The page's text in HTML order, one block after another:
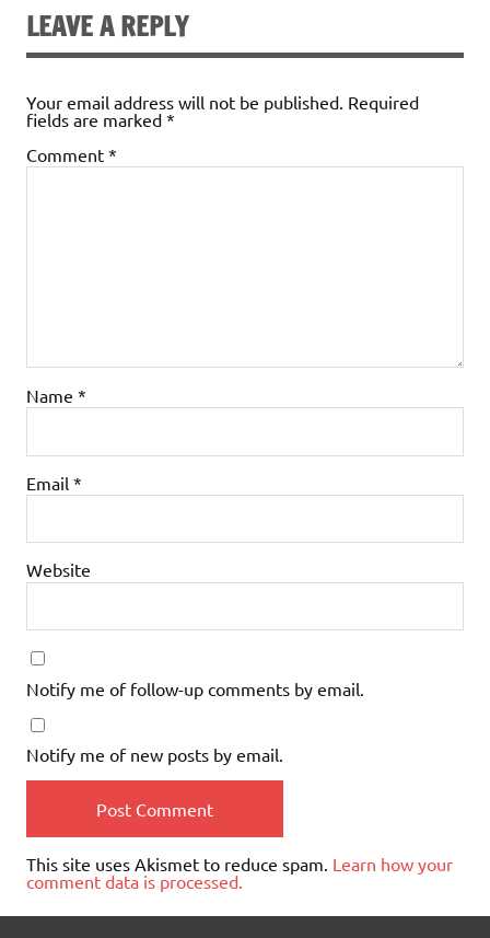
LEAVE A REPLY
Your email address will not be published. Required
fields are marked *
Comment *
Name *
Email *
Website
Notify me of follow-up comments by email.
Notify me of new posts by email.
This site uses Akismet to reduce spam. Learn how your
comment data is processed.